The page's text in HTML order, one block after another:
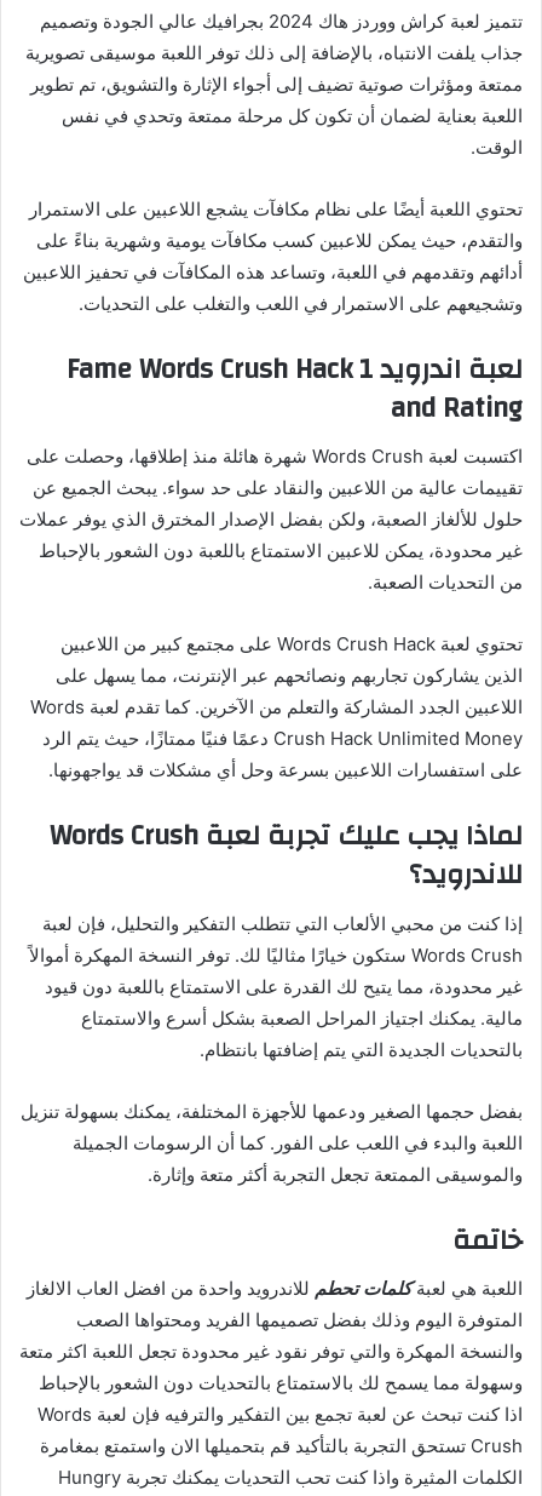
تتميز لعبة كراش ووردز هاك 2024 بجرافيك عالي الجودة وتصميم
جذاب يلفت الانتباه، بالإضافة إلى ذلك توفر اللعبة موسيقى تصويرية
ممتعة ومؤثرات صوتية تضيف إلى أجواء الإثارة والتشويق، تم تطوير
اللعبة بعناية لضمان أن تكون كل مرحلة ممتعة وتحدي في نفس
الوقت.
تحتوي اللعبة أيضًا على نظام مكافآت يشجع اللاعبين على الاستمرار
والتقدم، حيث يمكن للاعبين كسب مكافآت يومية وشهرية بناءً على
أدائهم وتقدمهم في اللعبة، وتساعد هذه المكافآت في تحفيز اللاعبين
وتشجيعهم على الاستمرار في اللعب والتغلب على التحديات.
لعبة اندرويد 1 Fame Words Crush Hack
and Rating
اكتسبت لعبة Words Crush شهرة هائلة منذ إطلاقها، وحصلت على
تقييمات عالية من اللاعبين والنقاد على حد سواء. يبحث الجميع عن
حلول للألغاز الصعبة، ولكن بفضل الإصدار المخترق الذي يوفر عملات
غير محدودة، يمكن للاعبين الاستمتاع باللعبة دون الشعور بالإحباط
من التحديات الصعبة.
تحتوي لعبة Words Crush Hack على مجتمع كبير من اللاعبين
الذين يشاركون تجاربهم ونصائحهم عبر الإنترنت، مما يسهل على
اللاعبين الجدد المشاركة والتعلم من الآخرين. كما تقدم لعبة Words
Crush Hack Unlimited Money دعمًا فنيًا ممتازًا، حيث يتم الرد
على استفسارات اللاعبين بسرعة وحل أي مشكلات قد يواجهونها.
لماذا يجب عليك تجربة لعبة Words Crush
للاندرويد؟
إذا كنت من محبي الألعاب التي تتطلب التفكير والتحليل، فإن لعبة
Words Crush ستكون خيارًا مثاليًا لك. توفر النسخة المهكرة أموالاً
غير محدودة، مما يتيح لك القدرة على الاستمتاع باللعبة دون قيود
مالية. يمكنك اجتياز المراحل الصعبة بشكل أسرع والاستمتاع
بالتحديات الجديدة التي يتم إضافتها بانتظام.
بفضل حجمها الصغير ودعمها للأجهزة المختلفة، يمكنك بسهولة تنزيل
اللعبة والبدء في اللعب على الفور. كما أن الرسومات الجميلة
والموسيقى الممتعة تجعل التجربة أكثر متعة وإثارة.
خاتمة
اللعبة هي لعبةكلمات تحطم للاندرويد واحدة من افضل العاب الالغاز
المتوفرة اليوم وذلك بفضل تصميمها الفريد ومحتواها الصعب
والنسخة المهكرة والتي توفر نقود غير محدودة تجعل اللعبة اكثر متعة
وسهولة مما يسمح لك بالاستمتاع بالتحديات دون الشعور بالإحباط
اذا كنت تبحث عن لعبة تجمع بين التفكير والترفيه فإن لعبة Words
Crush تستحق التجربة بالتأكيد قم بتحميلها الان واستمتع بمغامرة
الكلمات المثيرة واذا كنت تحب التحديات يمكنك تجربة Hungry